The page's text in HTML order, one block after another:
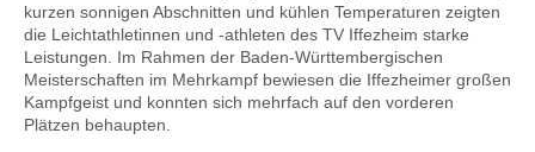
kurzen sonnigen Abschnitten und kühlen Temperaturen zeigten
die Leichtathletinnen und -athleten des TV Iffezheim starke
Leistungen. Im Rahmen der Baden-Württembergischen
Meisterschaften im Mehrkampf bewiesen die Iffezheimer großen
Kampfgeist und konnten sich mehrfach auf den vorderen
Plätzen behaupten.